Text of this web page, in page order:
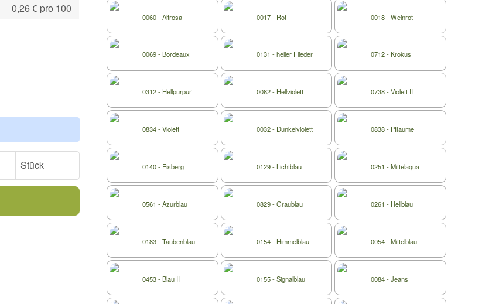
0,26 € pro 100
Stück
0060 - Altrosa 0017 - Rot 0018 - Weinrot
0069 - Bordeaux 0131 - heller Flieder 0712 - Krokus
0312 - Hellpurpur 0082 - Hellviolett 0738 - Violett II
0834 - Violett 0032 - Dunkelviolett 0838 - Pflaume
0140 - Eisberg 0129 - Lichtblau 0251 - Mittelaqua
0561 - Azurblau 0829 - Graublau 0261 - Hellblau
0183 - Taubenblau 0154 - Himmelblau 0054 - Mittelblau
0453 - Blau II 0155 - Signalblau 0084 - Jeans